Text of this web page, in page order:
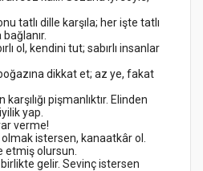
tatlı dille karşıla; her işte tatlı
ol, kendini tut; sabırlı insanlar
dikkat et; az ye, fakat
pişmanlıktır. Elinden
yap.
verme!
istersen, kanaatkâr ol.
etmiş olursun.
gelir. Sevinç istersen